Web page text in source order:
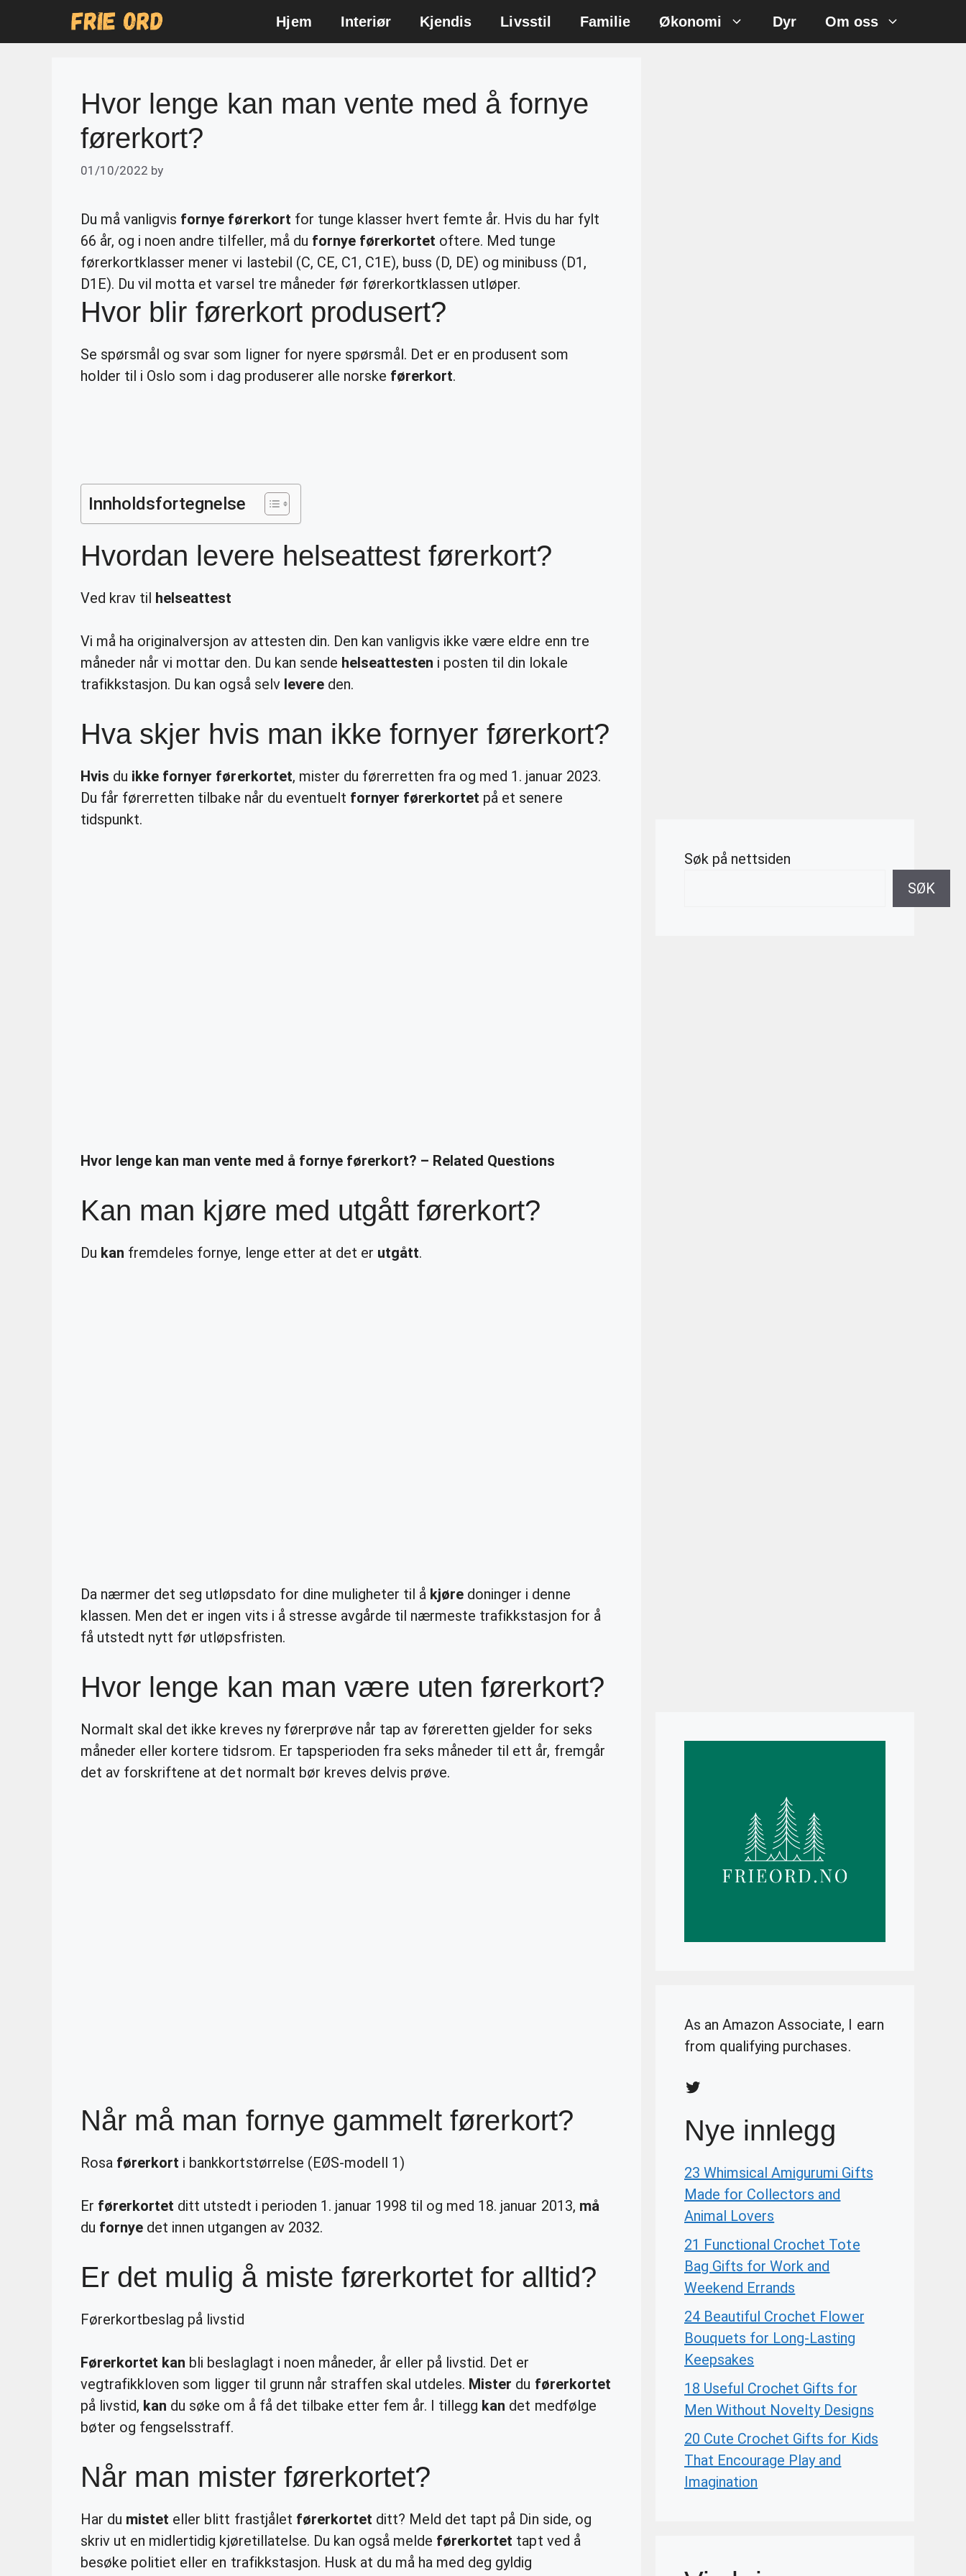
Hjem Interiør Kjendis Livsstil Familie Økonomi Dyr Om oss
Hvor lenge kan man vente med å fornye
førerkort?
01/10/2022 by
Du må vanligvis fornye førerkort for tunge klasser hvert femte år. Hvis du har fylt
66 år, og i noen andre tilfeller, må du fornye førerkortet oftere. Med tunge
førerkortklasser mener vi lastebil (C, CE, C1, C1E), buss (D, DE) og minibuss (D1,
D1E). Du vil motta et varsel tre måneder før førerkortklassen utløper.
Hvor blir førerkort produsert?
Se spørsmål og svar som ligner for nyere spørsmål. Det er en produsent som
holder til i Oslo som i dag produserer alle norske førerkort.
Innholdsfortegnelse
Hvordan levere helseattest førerkort?
Ved krav til helseattest
Vi må ha originalversjon av attesten din. Den kan vanligvis ikke være eldre enn tre
måneder når vi mottar den. Du kan sende helseattesten i posten til din lokale
trafikkstasjon. Du kan også selv levereden.
Hva skjer hvis man ikke fornyer førerkort?
Hvis du ikke fornyer førerkortet, mister du førerretten fra og med 1. januar 2023.
Du får førerretten tilbake når du eventuelt fornyer førerkortet på et senere
tidspunkt.
Hvor lenge kan man vente med å fornye førerkort? – Related Questions
Kan man kjøre med utgått førerkort?
Du kan fremdeles fornye, lenge etter at det er utgått.
Da nærmer det seg utløpsdato for dine muligheter til å kjøre doninger i denne
klassen. Men det er ingen vits i å stresse avgårde til nærmeste trafikkstasjon for å
få utstedt nytt før utløpsfristen.
Hvor lenge kan man være uten førerkort?
Normalt skal det ikke kreves ny førerprøve når tap av føreretten gjelder for seks
måneder eller kortere tidsrom. Er tapsperioden fra seks måneder til ett år, fremgår
det av forskriftene at det normalt bør kreves delvis prøve.
Når må man fornye gammelt førerkort?
Rosa førerkort i bankkortstørrelse (EØS-modell 1)
Er førerkortet ditt utstedt i perioden 1. januar 1998 til og med 18. januar 2013, må
du fornye det innen utgangen av 2032.
Er det mulig å miste førerkortet for alltid?
Førerkortbeslag på livstid
Førerkortet kan bli beslaglagt i noen måneder, år eller på livstid. Det er
vegtrafikkloven som ligger til grunn når straffen skal utdeles. Mister du førerkortet
på livstid, kan du søke om å få det tilbake etter fem år. I tillegg kan det medfølge
bøter og fengselsstraff.
Når man mister førerkortet?
Har du mistet eller blitt frastjålet førerkortet ditt? Meld det tapt på Din side, og
skriv ut en midlertidig kjøretillatelse. Du kan også melde førerkortet tapt ved å
besøke politiet eller en trafikkstasjon. Husk at du må ha med deg gyldig
Søk på nettsiden
SØK
As an Amazon Associate, I earn
from qualifying purchases.
Twitter
Nye innlegg
23 Whimsical Amigurumi Gifts
Made for Collectors and
Animal Lovers
21 Functional Crochet Tote
Bag Gifts for Work and
Weekend Errands
24 Beautiful Crochet Flower
Bouquets for Long-Lasting
Keepsakes
18 Useful Crochet Gifts for
Men Without Novelty Designs
20 Cute Crochet Gifts for Kids
That Encourage Play and
Imagination